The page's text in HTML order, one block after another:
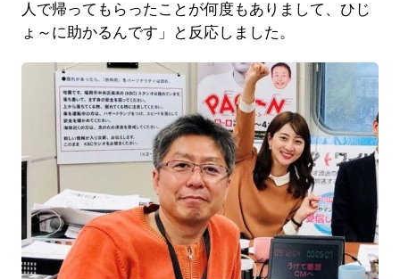
人で帰ってもらったことが何度もありまして、ひじ
ょ～に助かるんです」と反応しました。